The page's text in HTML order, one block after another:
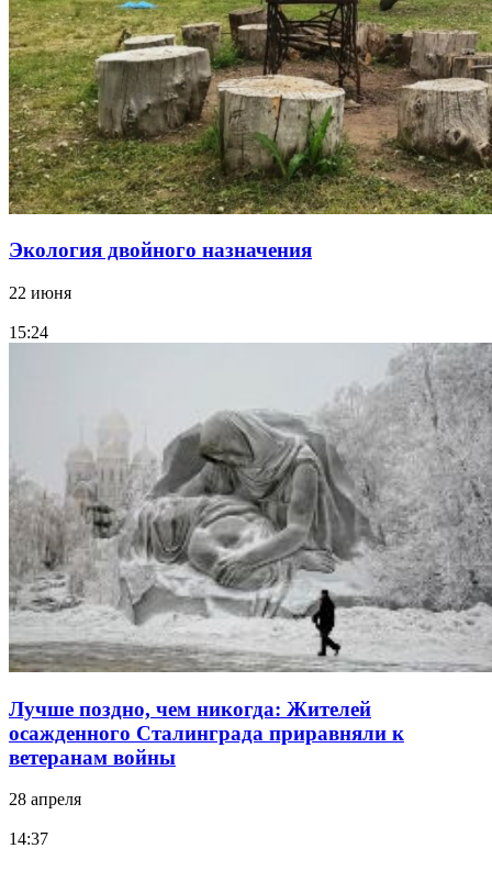
Экология двойного назначения
22 июня
15:24
Лучше поздно, чем никогда: Жителей
осажденного Сталинграда приравняли к
ветеранам войны
28 апреля
14:37